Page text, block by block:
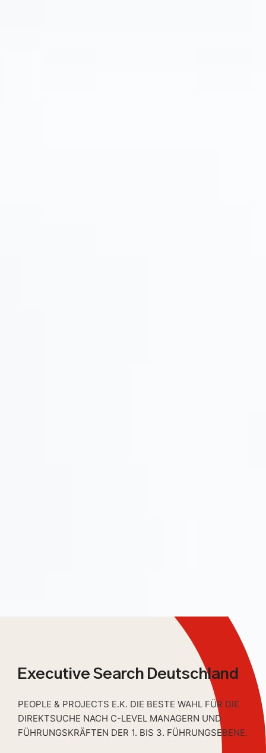
Executive Search Deutschland
PEOPLE & PROJECTS E.K. DIE BESTE WAHL FÜR DIE
DIREKTSUCHE NACH C-LEVEL MANAGERN UND
FÜHRUNGSKRÄFTEN DER 1. BIS 3. FÜHRUNGSEBENE.